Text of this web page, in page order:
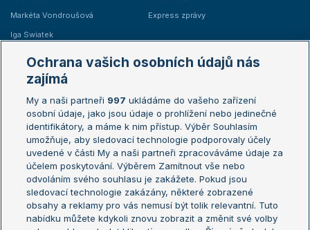
Markéta Vondroušová
Iga Swiatek
Express zprávy
Žebříčky
Žebříček ATP (muži)
Žebříček WTA (ženy)
Sázkařský žebříček
Australian Open
French Open
Wimbledon
US Open
Turnaj mistrů
Turnaj mistryň
Aktualní trendy
Ochrana vašich osobních údajů nás
zajímá
My a naši partneři 997 ukládáme do vašeho zařízení
osobní údaje, jako jsou údaje o prohlížení nebo jedinečné
identifikátory, a máme k nim přístup. Výběr Souhlasím
umožňuje, aby sledovací technologie podporovaly účely
uvedené v části My a naši partneři zpracováváme údaje za
účelem poskytování. Výběrem Zamítnout vše nebo
odvoláním svého souhlasu je zakážete. Pokud jsou
sledovací technologie zakázány, některé zobrazené
obsahy a reklamy pro vás nemusí být tolik relevantní. Tuto
nabídku můžete kdykoli znovu zobrazit a změnit své volby